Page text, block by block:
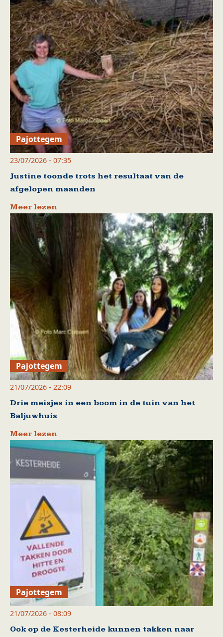
Pajottegem
23/07/2026 - 07:35
Justine toonde trots het resultaat van de
afgelopen maanden
Meer lezen
Pajottegem
21/07/2026 - 22:09
Drie meisjes in een boom in de tuin van het
Baljuwhuis
Meer lezen
Pajottegem
21/07/2026 - 08:09
Ook op de Kesterheide kunnen takken naar